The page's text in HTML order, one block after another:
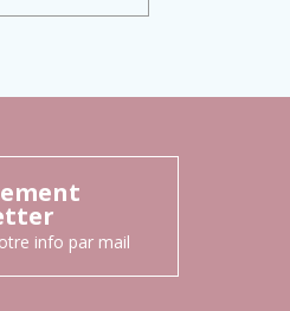
info par mail